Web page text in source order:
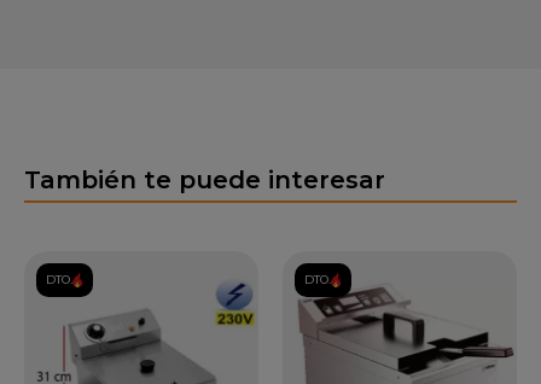
También te puede interesar
DTO. DTO.